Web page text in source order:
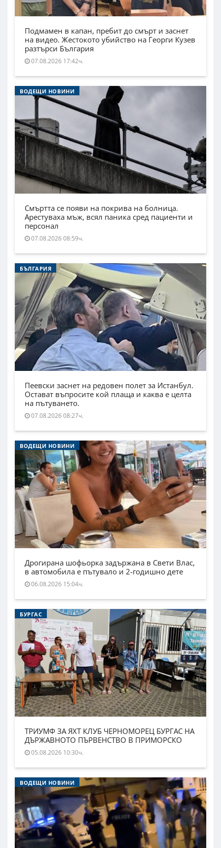
Подмамен в капан, пребит до смърт и заснет
на видео. Жестокото убийство на Георги Кузев
разтърси България
07.08.2026 17:42ч.
ВОДЕЩИ НОВИНИ
Смъртта се появи на покрива на болница.
Арестуваха мъж, всял паника сред пациенти и
персонал
07.08.2026 08:59ч.
БЪЛГАРИЯ
Пеевски заснет на редовен полет за Истанбул.
Остават въпросите кой плаща и каква е целта
на пътуването.
07.08.2026 08:27ч.
ВОДЕЩИ НОВИНИ
Дрогирана шофьорка задържана в Свети Влас,
в автомобила е пътувало и 2-годишно дете
06.08.2026 15:04ч.
БУРГАС
ТРИУМФ ЗА ЯХТ КЛУБ ЧЕРНОМОРЕЦ БУРГАС НА
ДЪРЖАВНОТО ПЪРВЕНСТВО В ПРИМОРСКО
05.08.2026 10:30ч.
ВОДЕЩИ НОВИНИ